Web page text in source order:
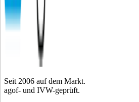
Seit 2006 auf dem Markt.
agof- und IVW-geprüft.